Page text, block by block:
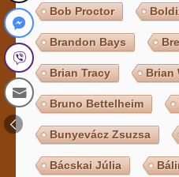
Bob Proctor
Brandon Bays
Brian Tracy Brian
Bruno Bettelheim
Bunyevácz Zsuzsa
Bácskai Júlia